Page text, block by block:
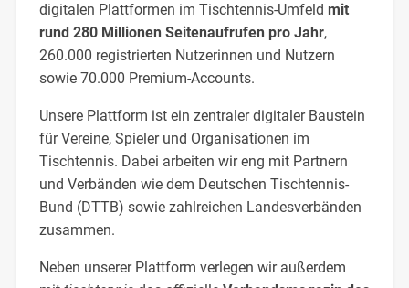
digitalen Plattformen im Tischtennis-Umfeld mit
rund 280 Millionen Seitenaufrufen pro Jahr,
260.000 registrierten Nutzerinnen und Nutzern
sowie 70.000 Premium-Accounts.
Unsere Plattform ist ein zentraler digitaler Baustein
für Vereine, Spieler und Organisationen im
Tischtennis. Dabei arbeiten wir eng mit Partnern
und Verbänden wie dem Deutschen Tischtennis-
Bund (DTTB) sowie zahlreichen Landesverbänden
zusammen.
Neben unserer Plattform verlegen wir außerdem